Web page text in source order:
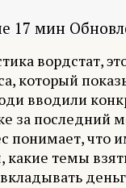
17 мин
вордстат,
который
вводили
за последний
понимает, что
какие темы